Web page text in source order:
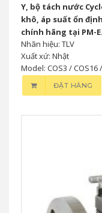
Y, bộ tách nước
khô, áp suất ổn
chính hãng tại PM-
Nhãn hiệu: TLV
Xuất xứ: Nhật
Model: COS3 / COS16
ĐẶT HÀNG